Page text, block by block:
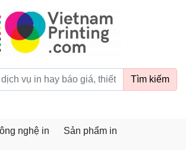
Tìm kiếm
nghệ in Sản phẩm in